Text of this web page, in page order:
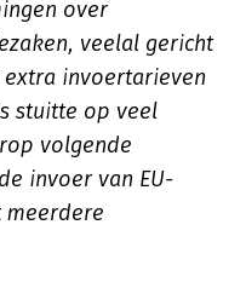
over
veelal gericht
extra invoertarieven
stuitte op veel
volgende
invoer van EU-
meerdere